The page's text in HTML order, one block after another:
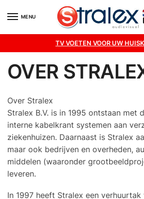
MENU
TV VOETEN VOOR UW
OVER
Over Stralex
Stralex B.V. is in 1995 ontstaan met
interne kabelkrant systemen aan
ziekenhuizen. Daarnaast is Stralex
maar ook bedrijven en overheden,
middelen (waaronder
leveren.
In 1997 heeft Stralex een verhuurtak